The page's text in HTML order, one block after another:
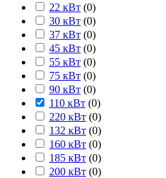
22 кВт (0)
30 кВт (0)
37 кВт (0)
45 кВт (0)
55 кВт (0)
75 кВт (0)
90 кВт (0)
110 кВт (0)
220 кВт (0)
132 кВт (0)
160 кВт (0)
185 кВт (0)
200 кВт (0)